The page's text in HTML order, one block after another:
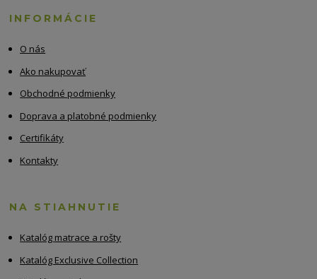
INFORMÁCIE
O nás
Ako nakupovať
Obchodné podmienky
Doprava a platobné podmienky
Certifikáty
Kontakty
NA STIAHNUTIE
Katalóg matrace a rošty
Katalóg Exclusive Collection